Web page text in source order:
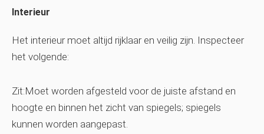
Interieur
Het interieur moet altijd rijklaar en veilig zijn. Inspecteer
het volgende:
Zit:Moet worden afgesteld voor de juiste afstand en
hoogte en binnen het zicht van spiegels; spiegels
kunnen worden aangepast.